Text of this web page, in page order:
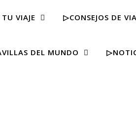
VIAJE ▷CONSEJOS DE
DEL MUNDO